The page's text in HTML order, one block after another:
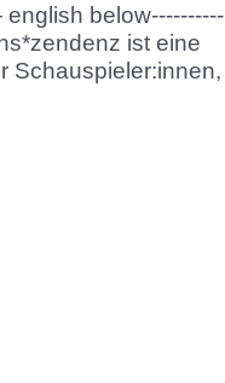
below----------
ist eine
Schauspieler:innen,